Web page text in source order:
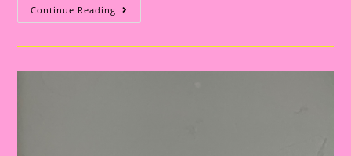
Continue Reading Atividade
Com
Tema